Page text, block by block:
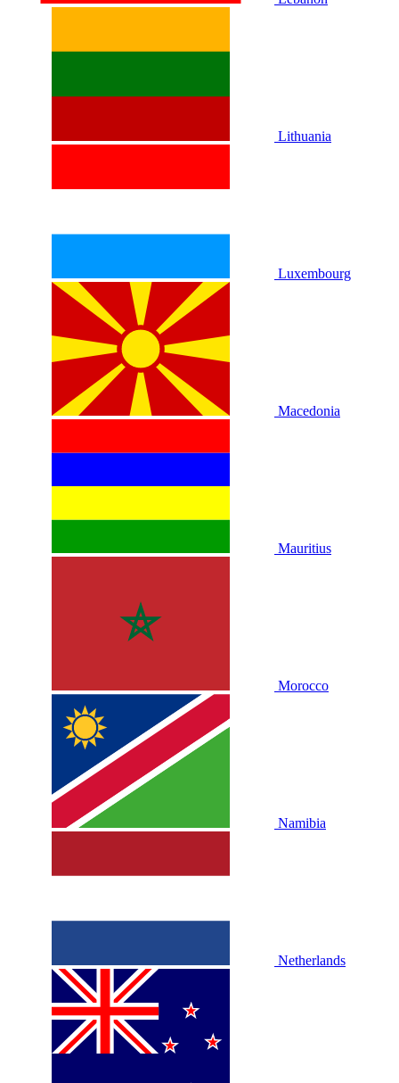
Lithuania
Luxembourg
Macedonia
Mauritius
Morocco
Namibia
Netherlands